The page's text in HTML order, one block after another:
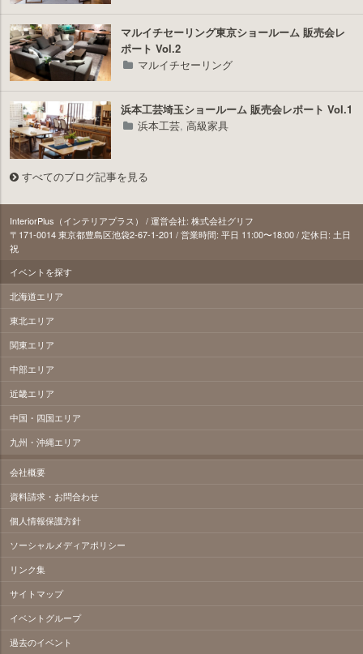
マルイチセーリング東京ショールーム 販売会レ
ポート Vol.2
マルイチセーリング
浜本工芸埼玉ショールーム 販売会レポート Vol.1
浜本工芸,高級家具
すべてのブログ記事を見る
InteriorPlus（インテリアプラス） / 運営会社: 株式会社グリフ
〒171‐0014 東京都豊島区池袋2-67-1-201 / 営業時間: 平日 11:00〜18:00 / 定休日: 土日
祝
イベントを探す
北海道エリア
東北エリア
関東エリア
中部エリア
近畿エリア
中国・四国エリア
九州・沖縄エリア
会社概要
資料請求・お問合わせ
個人情報保護方針
ソーシャルメディアポリシー
リンク集
サイトマップ
イベントグループ
過去のイベント